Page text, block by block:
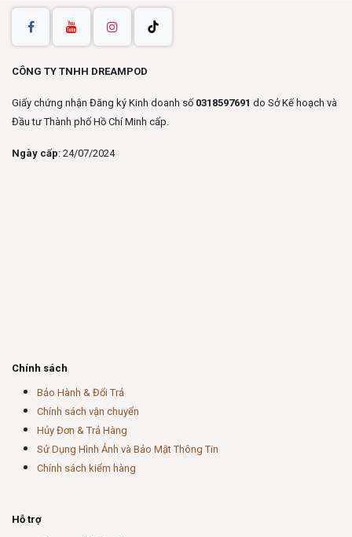
CÔNG TY TNHH DREAMPOD
Giấy chứng nhận Đăng ký Kinh doanh số 0318597691 do Sở Kế hoạch và
Đầu tư Thành phố Hồ Chí Minh cấp.
Ngày cấp: 24/07/2024
Chính sách
Bảo Hành & Đổi Trả
Chính sách vận chuyển
Hủy Đơn & Trả Hàng
Sử Dụng Hình Ảnh và Bảo Mật Thông Tin
Chính sách kiểm hàng
Hỗ trợ